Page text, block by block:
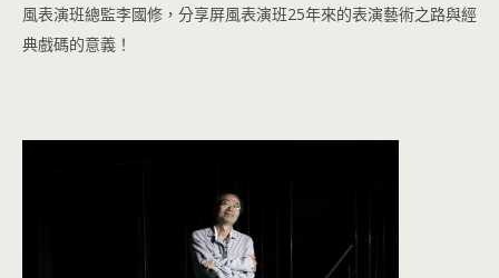
風表演班總監李國修，分享屏風表演班25年來的表演藝術之路與經
典戲碼的意義！